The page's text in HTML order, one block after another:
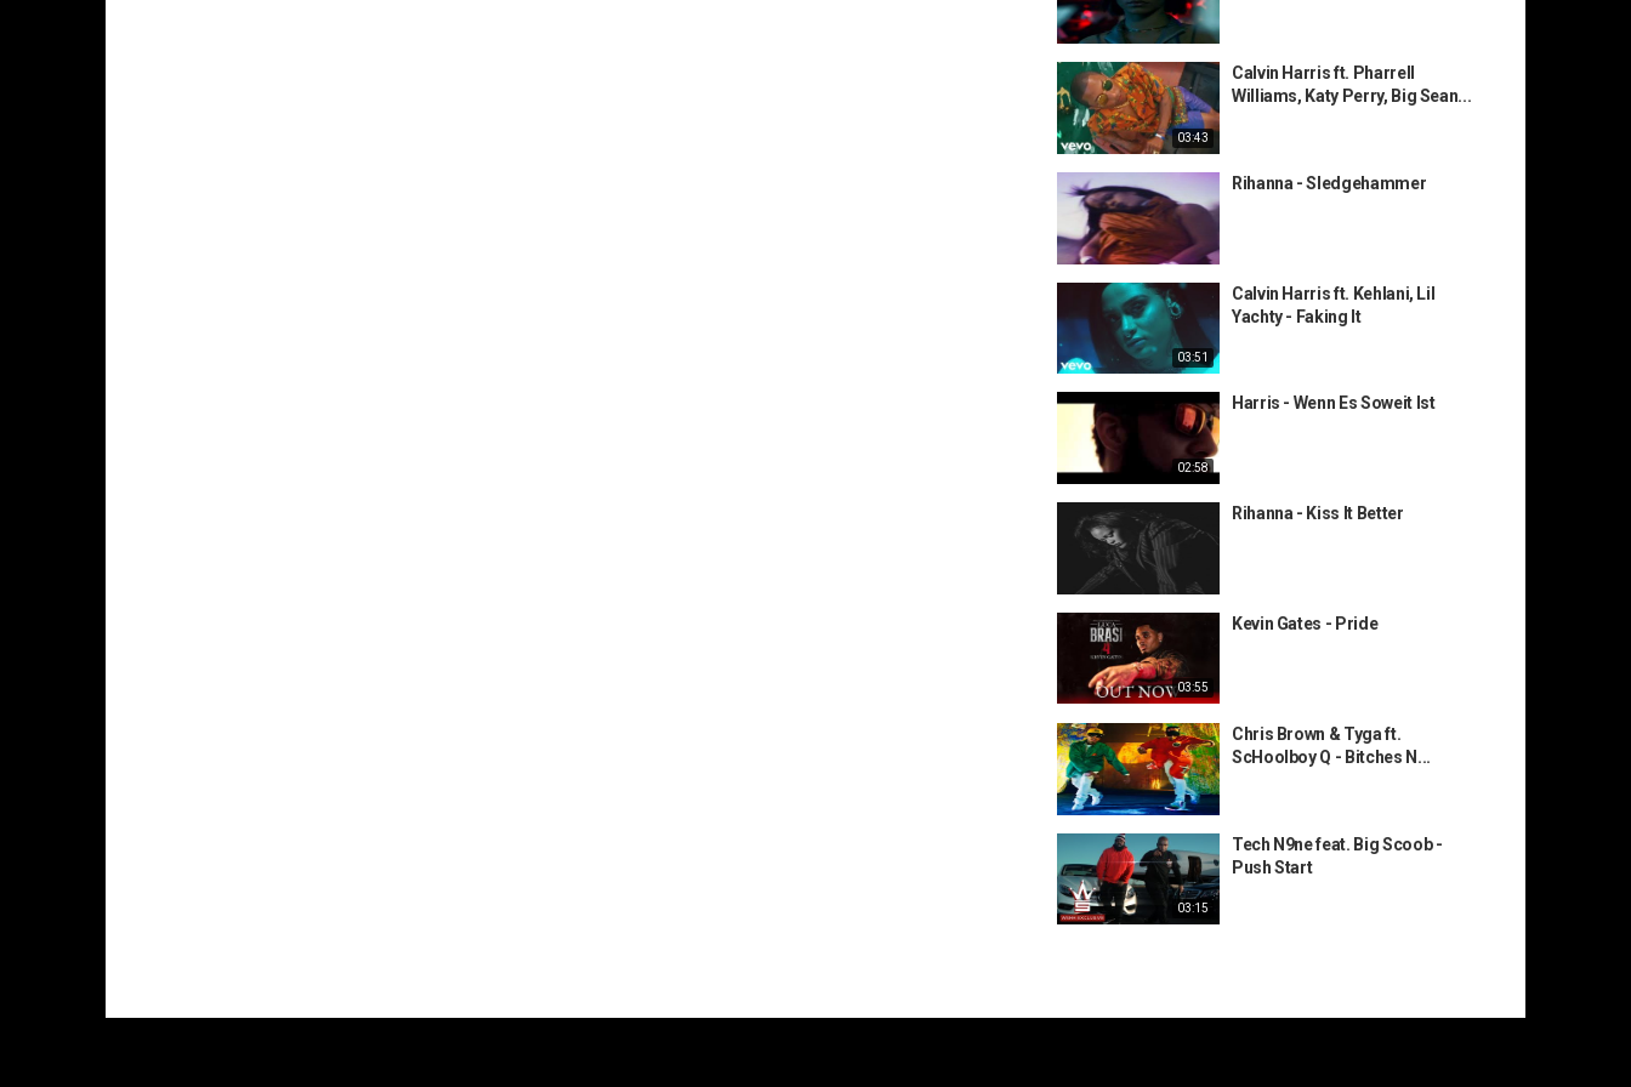
03:43
Calvin Harris ft. Pharrell
Williams, Katy Perry, Big Sean...
Rihanna - Sledgehammer
03:51
Calvin Harris ft. Kehlani, Lil
Yachty - Faking It
02:58
Harris - Wenn Es Soweit Ist
Rihanna - Kiss It Better
03:55
Kevin Gates - Pride
Chris Brown & Tyga ft.
ScHoolboy Q - Bitches N...
03:15
Tech N9ne feat. Big Scoob -
Push Start